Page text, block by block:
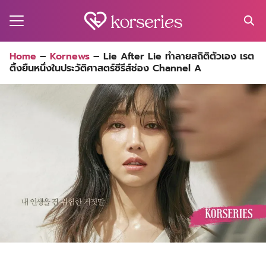
for:
Home – Kornews – Lie After Lie ทำลายสถิติตัวเอง เรต
ติ้งยืนหนึ่งในประวัติศาสตร์ซีรีส์ช่อง Channel A